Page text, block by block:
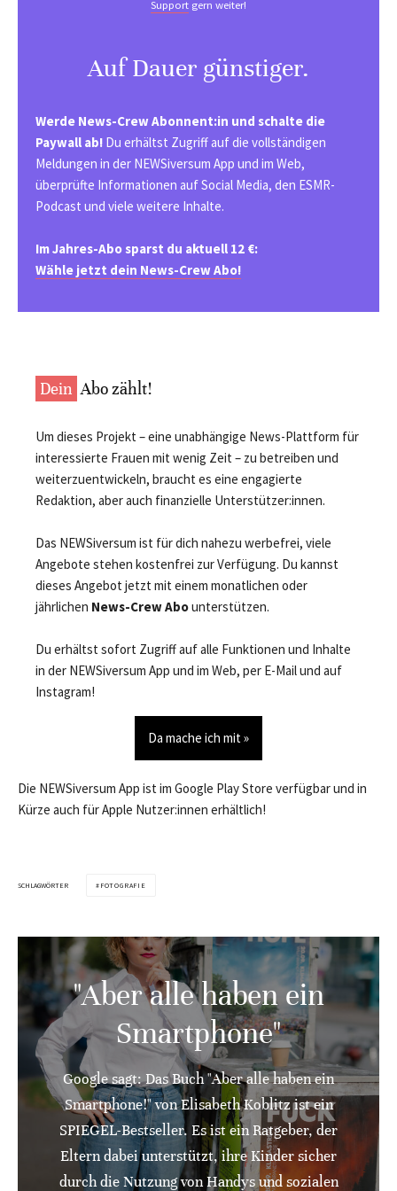
Support gern weiter!
Auf Dauer günstiger.
Werde News-Crew Abonnent:in und schalte die
Paywall ab! Du erhältst Zugriff auf die vollständigen
Meldungen in der NEWSiversum App und im Web,
überprüfte Informationen auf Social Media, den ESMR-
Podcast und viele weitere Inhalte.
Im Jahres-Abo sparst du aktuell 12 €:
Wähle jetzt dein News-Crew Abo!
Dein Abo zählt!
Um dieses Projekt – eine unabhängige News-Plattform für
interessierte Frauen mit wenig Zeit – zu betreiben und
weiterzuentwickeln, braucht es eine engagierte
Redaktion, aber auch finanzielle Unterstützer:innen.
Das NEWSiversum ist für dich nahezu werbefrei, viele
Angebote stehen kostenfrei zur Verfügung. Du kannst
dieses Angebot jetzt mit einem monatlichen oder
jährlichen News-Crew Abounterstützen.
Du erhältst sofort Zugriff auf alle Funktionen und Inhalte
in der NEWSiversum App und im Web, per E-Mail und auf
Instagram!
Da mache ich mit »
Die NEWSiversum App ist im Google Play Store verfügbar und in
Kürze auch für Apple Nutzer:innen erhältlich!
SCHLAGWÖRTER FOTOGRAFIE
"Aber alle haben ein
Smartphone"
Google sagt: Das Buch "Aber alle haben ein
Smartphone!" von Elisabeth Koblitz ist ein
SPIEGEL-Bestseller. Es ist ein Ratgeber, der
Eltern dabei unterstützt, ihre Kinder sicher
durch die Nutzung von Handys und sozialen